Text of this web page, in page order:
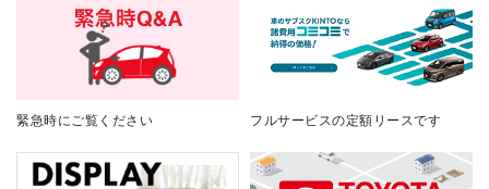
緊急時にご覧ください フルサービスの定額リースです